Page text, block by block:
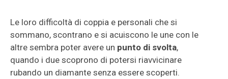
Le loro difficoltà di coppia e personali che si
sommano, scontrano e si acuiscono le une con le
altre sembra poter avere un punto di svolta,
quando i due scoprono di potersi riavvicinare
rubando un diamante senza essere scoperti.